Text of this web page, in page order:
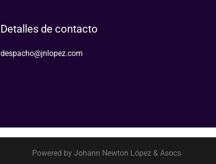
Detalles de contacto
despacho@jnlopez.com
Powered by Johann Newton López & Asocs